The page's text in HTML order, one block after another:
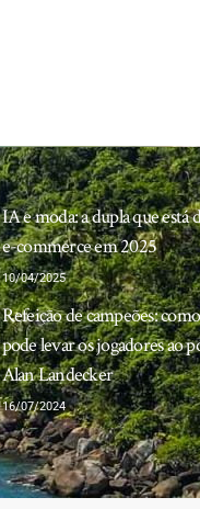
IA e moda: a dupla que está
e-commerce em 2025
10/04/2025
Refeição de campeões:
pode levar os jogadores ao
Alan Landecker
16/07/2024